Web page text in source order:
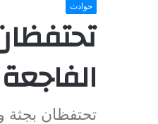
حوادث
الفاجعة
تحتفظان بجثة